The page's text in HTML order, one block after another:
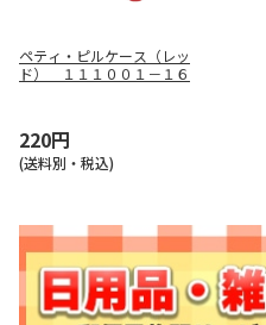
ペティ・ピルケース（レッ
ド） １１１００１－１６
220円
(送料別・税込)